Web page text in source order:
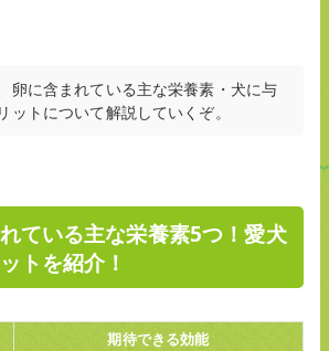
卵に含まれている主な栄養素・犬に与
ットについて解説していくぞ。
ている主な栄養素5つ！愛犬
トを紹介！
期待できる効能